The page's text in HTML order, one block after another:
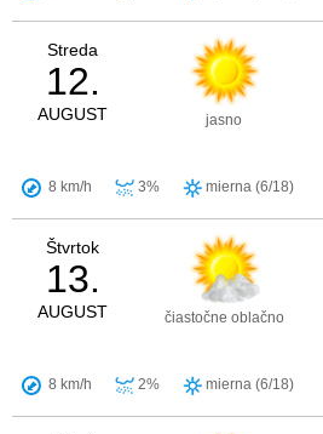
Streda
12.
AUGUST jasno
8 km/h 3% mierna (6/18)
Štvrtok
13.
AUGUST čiastočne oblačno
8 km/h 2% mierna (6/18)